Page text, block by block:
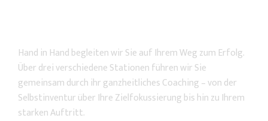
Hand in Hand begleiten wir Sie auf Ihrem Weg zum Erfolg.
Über drei verschiedene Stationen führen wir Sie
gemeinsam durch ihr ganzheitliches Coaching – von der
Selbstinventur über Ihre Zielfokussierung bis hin zu Ihrem
starken Auftritt.